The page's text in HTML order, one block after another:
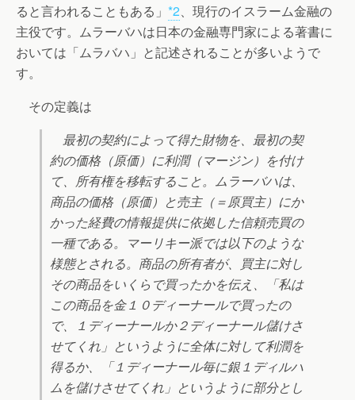
ると言われることもある」 *2、現行のイスラーム金融の
主役です。ムラーバハは日本の金融専門家による著書に
おいては「ムラバハ」と記述されることが多いようで
す。
その定義は
最初の契約によって得た財物を、最初の契
約の価格（原価）に利潤（マージン）を付け
て、所有権を移転すること。ムラーバハは、
商品の価格（原価）と売主（＝原買主）にか
かった経費の情報提供に依拠した信頼売買の
一種である。マーリキー派では以下のような
様態とされる。商品の所有者が、買主に対し
その商品をいくらで買ったかを伝え、「私は
この商品を金１０ディーナールで買ったの
で、１ディーナールか２ディーナール儲けさ
せてくれ」というように全体に対して利潤を
得るか、「１ディーナール毎に銀１ディルハ
ムを儲けさせてくれ」というように部分とし